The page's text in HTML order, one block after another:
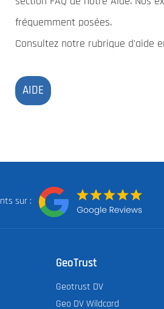
fréquemment posées.
Consultez notre rubrique d'aide
AIDE
sur :
GeoTrust
Geotrust DV
Geo DV Wildcard